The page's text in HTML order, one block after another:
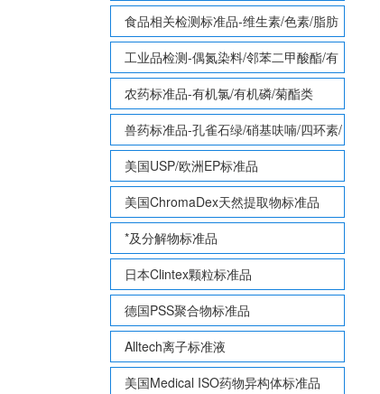
食品相关检测标准品-维生素/色素/脂肪
酸甲酯等
工业品检测-偶氮染料/邻苯二甲酸酯/有
机锡/多溴联苯/多溴联苯醚/多氯联苯
农药标准品-有机氯/有机磷/菊酯类
兽药标准品-孔雀石绿/硝基呋喃/四环素/
磺胺等
美国USP/欧洲EP标准品
美国ChromaDex天然提取物标准品
*及分解物标准品
日本Clintex颗粒标准品
德国PSS聚合物标准品
Alltech离子标准液
美国Medical ISO药物异构体标准品